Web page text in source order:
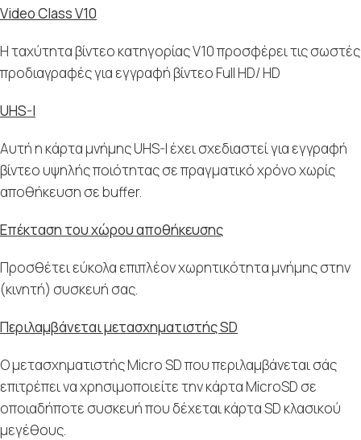
Video Class V10
Η ταχύτητα βίντεο κατηγορίας V10 προσφέρει τις σωστές
προδιαγραφές για εγγραφή βίντεο Full HD/ HD
UHS-I
Αυτή η κάρτα μνήμης UHS-I έχει σχεδιαστεί για εγγραφή
βίντεο υψηλής ποιότητας σε πραγματικό χρόνο χωρίς
αποθήκευση σε buffer.
Επέκταση του χώρου αποθήκευσης
Προσθέτει εύκολα επιπλέον χωρητικότητα μνήμης στην
(κινητή) συσκευή σας.
Περιλαμβάνεται μετασχηματιστής SD
Ο μετασχηματιστής Micro SD που περιλαμβάνεται σάς
επιτρέπει να χρησιμοποιείτε την κάρτα MicroSD σε
οποιαδήποτε συσκευή που δέχεται κάρτα SD κλασικού
μεγέθους.